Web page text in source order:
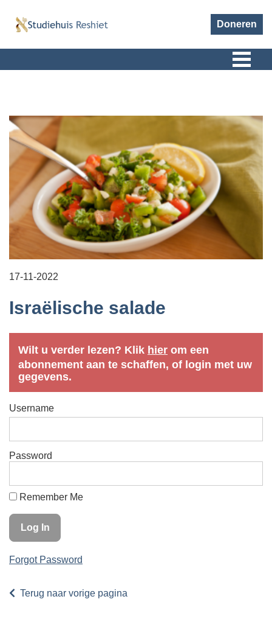
Doneren
17-11-2022
Israëlische salade
Wilt u verder lezen? Klik hier om een
abonnement aan te schaffen, of login met uw
gegevens.
Username
Password
Remember Me
Forgot Password
Terug naar vorige pagina